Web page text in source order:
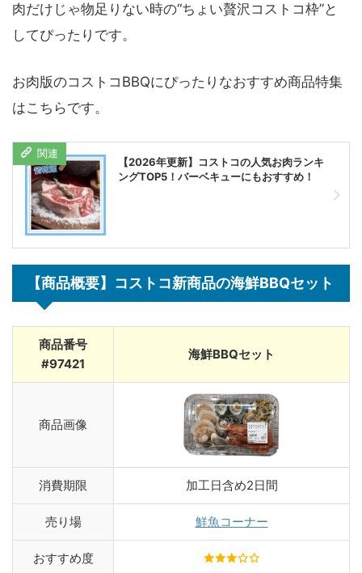
肉だけじゃ物足りない時の“ちょい贅沢コストコ枠”と
してぴったりです。
お肉版のコストコBBQにぴったりなおすすめ商品特集
はこちらです。
【2026年更新】コストコの人気お肉ランキ
ングTOP5！バーベキューにもおすすめ！
【商品概要】コストコ新商品の海鮮BBQセット
商品番号
#97421
海鮮BBQセット
商品画像
消費期限 加工日含め2日間
売り場 鮮魚コーナー
おすすめ度